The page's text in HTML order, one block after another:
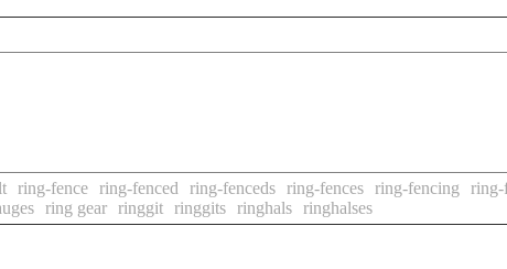
ring-fence ring-fenced ring-fenceds ring-fences ring-fencing ring-
ring gear ringgit ringgits ringhals ringhalses